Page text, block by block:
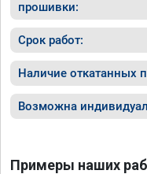
прошивки:
Срок работ:
Наличие откатанных
Возможна
Примеры наших